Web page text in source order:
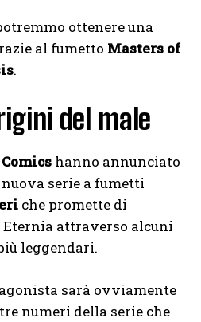
ottenere una
al fumetto Masters of
.
del male
hanno annunciato
serie a fumetti
che promette di
attraverso alcuni
leggendari.
sarà ovviamente
numeri della serie che